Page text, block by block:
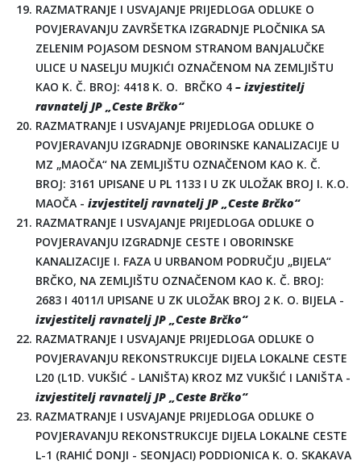
RAZMATRANJE I USVAJANJE PRIJEDLOGA ODLUKE O
POVJERAVANJU ZAVRŠETKA IZGRADNJE PLOČNIKA SA
ZELENIM POJASOM DESNOM STRANOM BANJALUČKE
ULICE U NASELJU MUJKIĆI OZNAČENOM NA ZEMLJIŠTU
KAO K. Č. BROJ: 4418 K. O. BRČKO 4 – izvjestitelj
ravnatelj JP „Ceste Brčko“
RAZMATRANJE I USVAJANJE PRIJEDLOGA ODLUKE O
POVJERAVANJU IZGRADNJE OBORINSKE KANALIZACIJE U
MZ „MAOČA“ NA ZEMLJIŠTU OZNAČENOM KAO K. Č.
BROJ: 3161 UPISANE U PL 1133 I U ZK ULOŽAK BROJ I. K.O.
MAOČA - izvjestitelj ravnatelj JP „Ceste Brčko“
RAZMATRANJE I USVAJANJE PRIJEDLOGA ODLUKE O
POVJERAVANJU IZGRADNJE CESTE I OBORINSKE
KANALIZACIJE I. FAZA U URBANOM PODRUČJU „BIJELA“
BRČKO, NA ZEMLJIŠTU OZNAČENOM KAO K. Č. BROJ:
2683 I 4011/I UPISANE U ZK ULOŽAK BROJ 2 K. O. BIJELA -
izvjestitelj ravnatelj JP „Ceste Brčko“
RAZMATRANJE I USVAJANJE PRIJEDLOGA ODLUKE O
POVJERAVANJU REKONSTRUKCIJE DIJELA LOKALNE CESTE
L20 (L1D. VUKŠIĆ - LANIŠTA) KROZ MZ VUKŠIĆ I LANIŠTA -
izvjestitelj ravnatelj JP „Ceste Brčko“
RAZMATRANJE I USVAJANJE PRIJEDLOGA ODLUKE O
POVJERAVANJU REKONSTRUKCIJE DIJELA LOKALNE CESTE
L-1 (RAHIĆ DONJI - SEONJACI) PODDIONICA K. O. SKAKAVA